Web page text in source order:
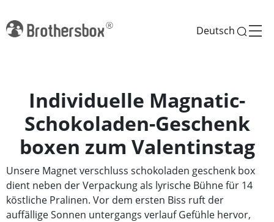
Deutsch
Individuelle Magnatic-
Schokoladen-Geschenk
boxen zum Valentinstag
Unsere Magnet verschluss schokoladen geschenk box
dient neben der Verpackung als lyrische Bühne für 14
köstliche Pralinen. Vor dem ersten Biss ruft der
auffällige Sonnen untergangs verlauf Gefühle hervor,